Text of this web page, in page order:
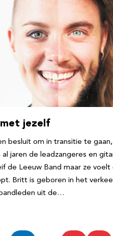
jezelf
besluit om in transitie te
al jaren de leadzangeres en
de Leeuw Band maar ze voelt
Britt is geboren in het
uit de…